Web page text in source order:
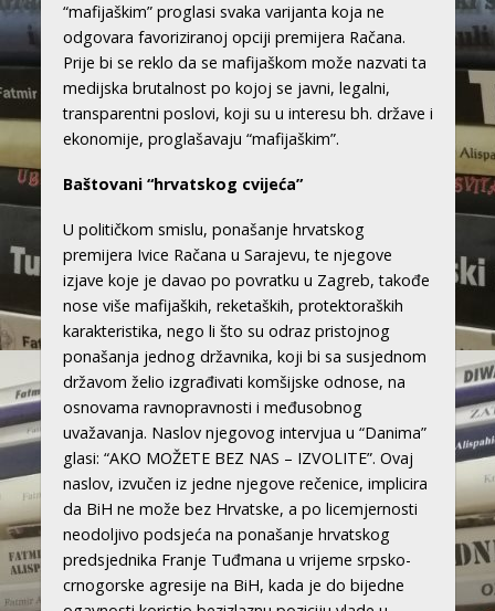
“mafijaškim” proglasi svaka varijanta koja ne
odgovara favoriziranoj opciji premijera Račana.
Prije bi se reklo da se mafijaškom može nazvati ta
medijska brutalnost po kojoj se javni, legalni,
transparentni poslovi, koji su u interesu bh. države i
ekonomije, proglašavaju “mafijaškim”.
Baštovani “hrvatskog cvijeća”
U političkom smislu, ponašanje hrvatskog
premijera Ivice Račana u Sarajevu, te njegove
izjave koje je davao po povratku u Zagreb, takođe
nose više mafijaških, reketaških, protektoraških
karakteristika, nego li što su odraz pristojnog
ponašanja jednog državnika, koji bi sa susjednom
državom želio izgrađivati komšijske odnose, na
osnovama ravnopravnosti i međusobnog
uvažavanja. Naslov njegovog intervjua u “Danima”
glasi: “AKO MOŽETE BEZ NAS – IZVOLITE”. Ovaj
naslov, izvučen iz jedne njegove rečenice, implicira
da BiH ne može bez Hrvatske, a po licemjernosti
neodoljivo podsjeća na ponašanje hrvatskog
predsjednika Franje Tuđmana u vrijeme srpsko-
crnogorske agresije na BiH, kada je do bijedne